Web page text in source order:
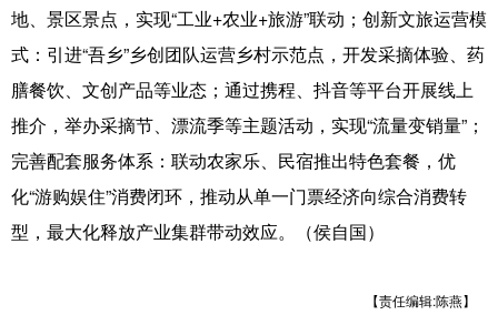
地、景区景点，实现“工业+农业+旅游”联动；创新文旅运营模
式：引进“吾乡”乡创团队运营乡村示范点，开发采摘体验、药
膳餐饮、文创产品等业态；通过携程、抖音等平台开展线上
推介，举办采摘节、漂流季等主题活动，实现“流量变销量”；
完善配套服务体系：联动农家乐、民宿推出特色套餐，优
化“游购娱住”消费闭环，推动从单一门票经济向综合消费转
型，最大化释放产业集群带动效应。（侯自国）
【责任编辑:陈燕】